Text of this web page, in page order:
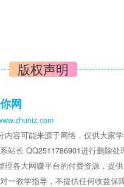
版权声明
网
内容可能来源于网络，仅供大家
站长 QQ2511786901进行删除处
理各大网赚平台的付费资源，提
一教学指导，不提供任何收益保